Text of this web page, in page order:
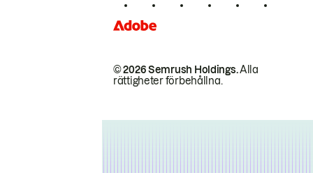
© 2026 Semrush Holdings.Alla
rättigheter förbehållna.